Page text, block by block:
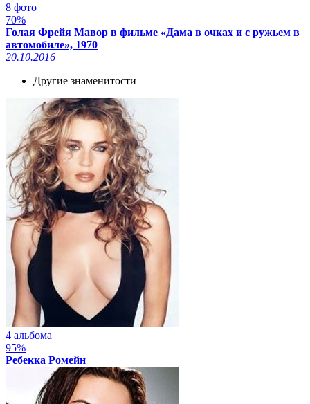
8 фото
70%
Голая Фрейя Мавор в фильме «Дама в очках и с ружьем в
автомобиле», 1970
20.10.2016
Другие знаменитости
4 альбома
95%
Ребекка Ромейн